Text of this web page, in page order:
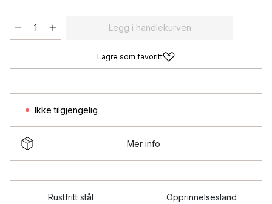
Legg i handlekurven
Lagre som favoritt
Ikke tilgjengelig
Mer info
Rustfritt stål
Opprinnelsesland